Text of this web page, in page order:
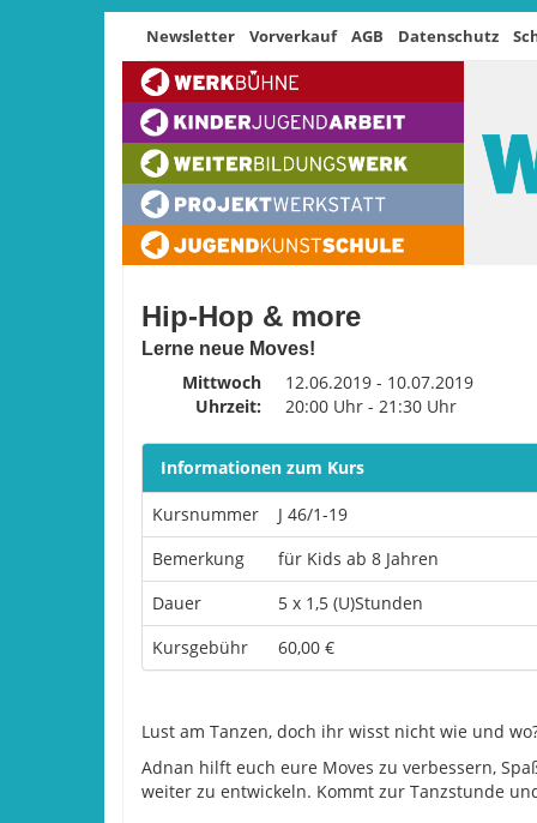
Newsletter Vorverkauf AGB Datenschutz
Hip-Hop & more
Lerne neue Moves!
Mittwoch
12.06.2019 - 10.07.2019
Uhrzeit:
20:00 Uhr - 21:30 Uhr
Informationen zum Kurs
Kursnummer
J 46/1-19
Bemerkung
für Kids ab 8 Jahren
Dauer
5 x 1,5 (U)Stunden
Kursgebühr
60,00 €
Lust am Tanzen, doch ihr wisst nicht wie und
Adnan hilft euch eure Moves zu verbessern,
weiter zu entwickeln. Kommt zur Tanzstunde